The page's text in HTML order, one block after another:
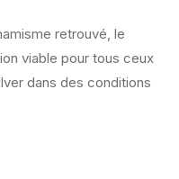
retrouvé, le
viable pour tous ceux
dans des conditions